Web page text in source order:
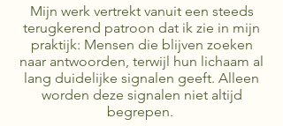
Mijn werk vertrekt vanuit een steeds
terugkerend patroon dat ik zie in mijn
praktijk: Mensen die blijven zoeken
naar antwoorden, terwijl hun lichaam al
lang duidelijke signalen geeft. Alleen
worden deze signalen niet altijd
begrepen.